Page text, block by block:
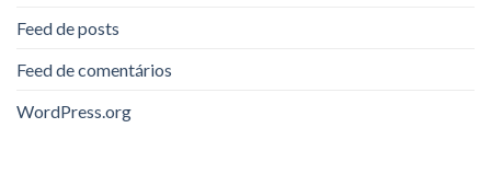
Feed de posts
Feed de comentários
WordPress.org